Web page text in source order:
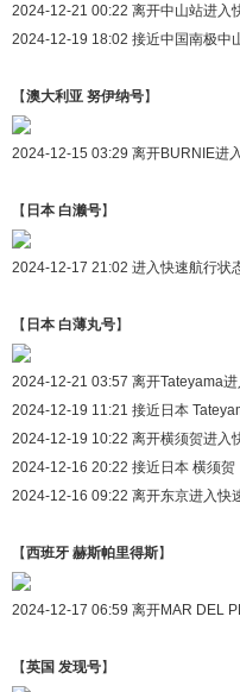
2024-12-21 00:22 离开中山站进入
2024-12-19 18:02 接近中国南极中
【澳大利亚 努伊纳号】
2024-12-15 03:29 离开BURNIE进
【 日本 白濑号】
2024-12-17 21:02 进入快速航行状
【 日本 白薄丸号】
2024-12-21 03:57 离开Tateyama进
2024-12-19 11:21 接近日本
2024-12-19 10:22 离开横须贺进入
2024-12-16 20:22 接近日本 横须
2024-12-16 09:22 离开东京进入快
【西班牙 赫斯帕里得斯】
2024-12-17 06:59 离开MAR DEL
【英国 发现号】